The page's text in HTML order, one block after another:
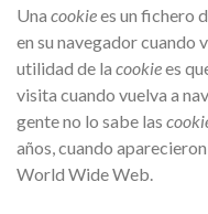
Una cookiees un fichero
en su navegador cuando
utilidad de la cookiees
visita cuando vuelva a
gente no lo sabe las
años, cuando
World Wide Web.